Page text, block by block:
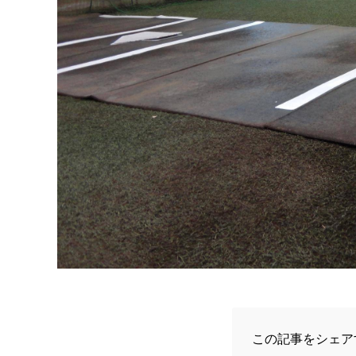
この記事をシェ